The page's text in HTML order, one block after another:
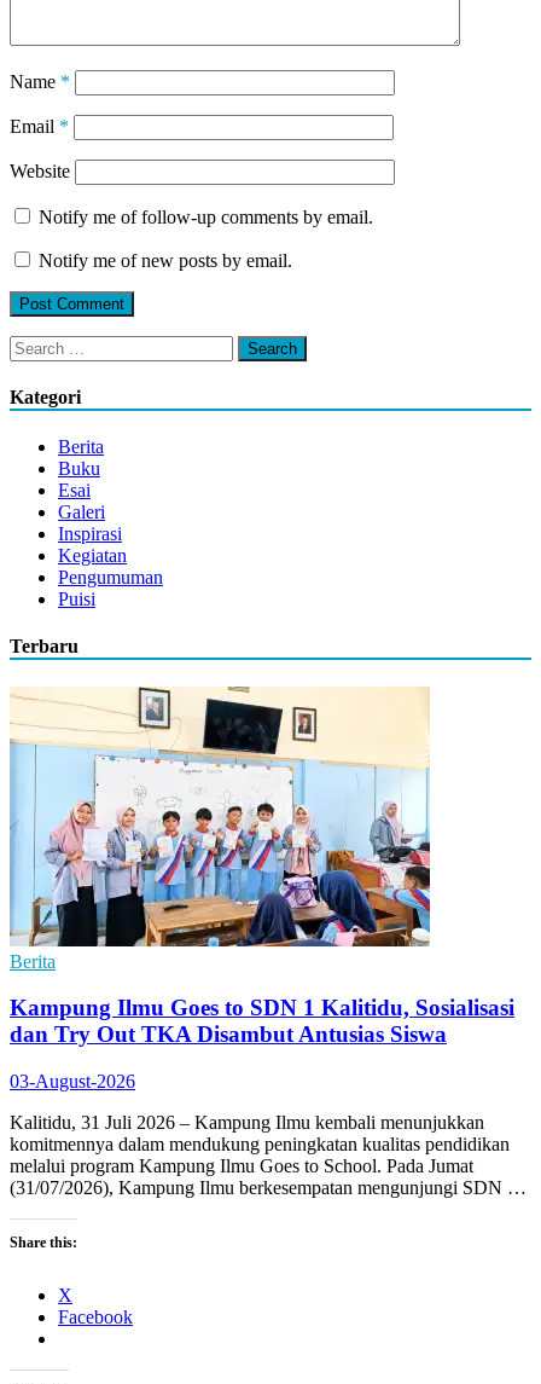
Name *
Email *
Website
Notify me of follow-up comments by email.
Notify me of new posts by email.
Search
for:
Kategori
Berita
Buku
Esai
Galeri
Inspirasi
Kegiatan
Pengumuman
Puisi
Terbaru
Berita
Kampung Ilmu Goes to SDN 1 Kalitidu, Sosialisasi
dan Try Out TKA Disambut Antusias Siswa
03-August-2026
Kalitidu, 31 Juli 2026 – Kampung Ilmu kembali menunjukkan
komitmennya dalam mendukung peningkatan kualitas pendidikan
melalui program Kampung Ilmu Goes to School. Pada Jumat
(31/07/2026), Kampung Ilmu berkesempatan mengunjungi SDN …
Share this:
X
Facebook